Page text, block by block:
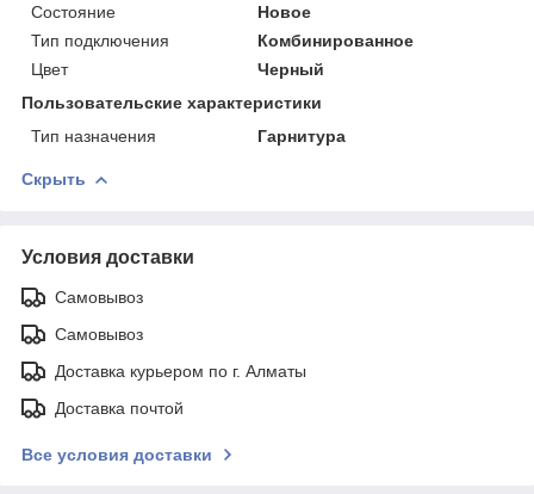
Состояние
Новое
Тип подключения
Комбинированное
Цвет
Черный
Пользовательские характеристики
Тип назначения
Гарнитура
Скрыть
Условия доставки
Самовывоз
Самовывоз
Доставка курьером по г. Алматы
Доставка почтой
Все условия доставки